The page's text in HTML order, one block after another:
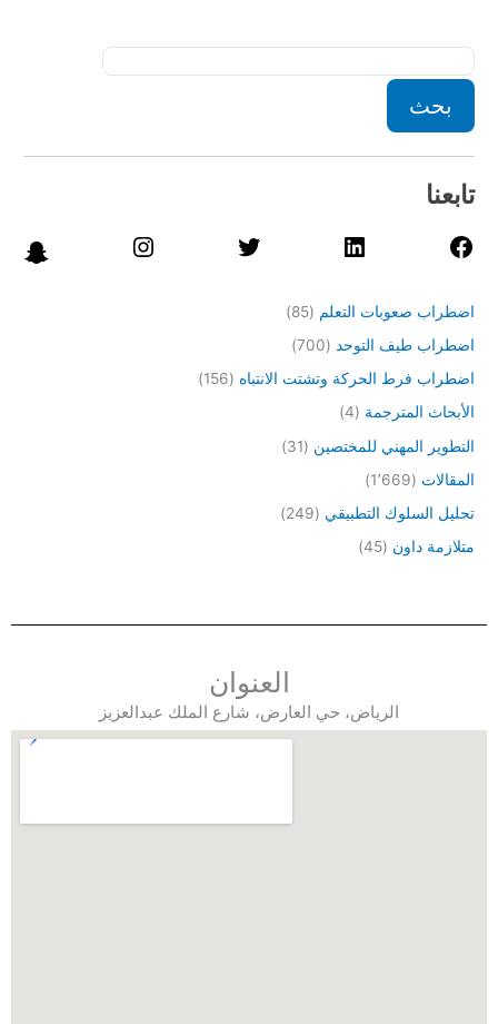
بحث
تابعنا
اضطراب صعوبات التعلم (85)
اضطراب طيف التوحد (700)
اضطراب فرط الحركة وتشتت الانتباه (156)
الأبحاث المترجمة (4)
التطوير المهني للمختصين (31)
المقالات (1٬669)
تحليل السلوك التطبيقي (249)
متلازمة داون (45)
العنوان
الرياض، حي العارض، شارع الملك عبدالعزيز